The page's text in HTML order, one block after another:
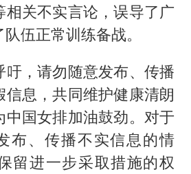
夏日经济乘“热”而上 消费市场向“新”而行
宇树王兴兴被问了360多个问题
全民健身事业高质量发展
唐田赛前发布会上引用《孙子兵法》
乐享全民健身 共筑健康中国
相关不实言论，误导了广
伍正常训练备战。
吁，请勿随意发布、传播
信息，共同维护健康清朗
中国女排加油鼓劲。对于
布、传播不实信息的情
留进一步采取措施的权